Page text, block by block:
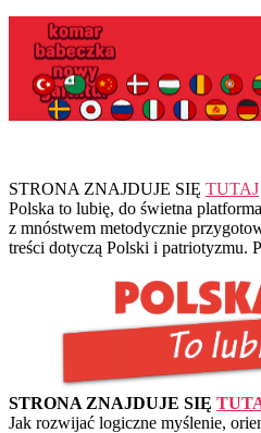
STRONA ZNAJDUJE SIĘ TUTAJ
Polska to lubię, do świetna
z mnóstwem metodycznie
treści dotyczą Polski i patriotyzmu.
STRONA ZNAJDUJE SIĘ
Jak rozwijać logiczne myślenie,